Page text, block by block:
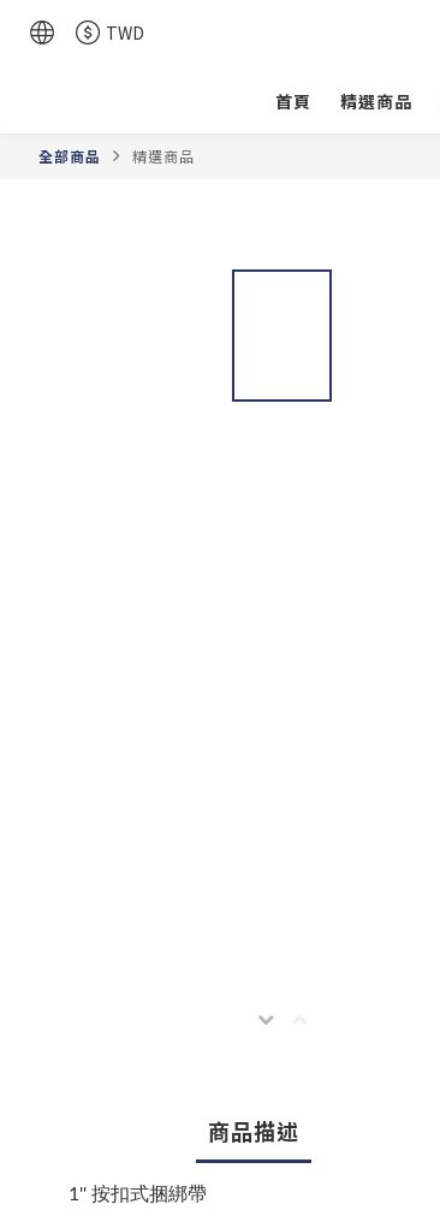
TWD
首頁 精選商品
全部商品 精選商品
商品描述
1'' 按扣式捆綁帶